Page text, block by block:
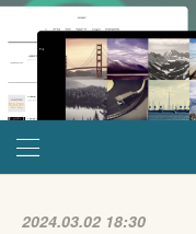
2024.03.02 18:30